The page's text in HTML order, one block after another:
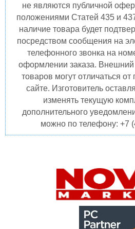
не являются публичной
положениями Статей 435 и
наличие товара будет
посредством сообщения на
телефонного звонка на
оформлении заказа. Внешний
товаров могут отличаться
сайте. Изготовитель
изменять текущую
дополнительного
можно по телефону: +7